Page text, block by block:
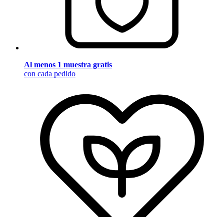
Al menos 1 muestra gratis
con cada pedido